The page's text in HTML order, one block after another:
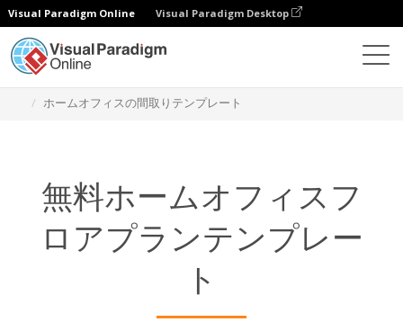
Visual Paradigm Online Visual Paradigm Desktop
ホームオフィスの間取りテンプレート
無料ホームオフィスフ
ロアプランテンプレー
ト